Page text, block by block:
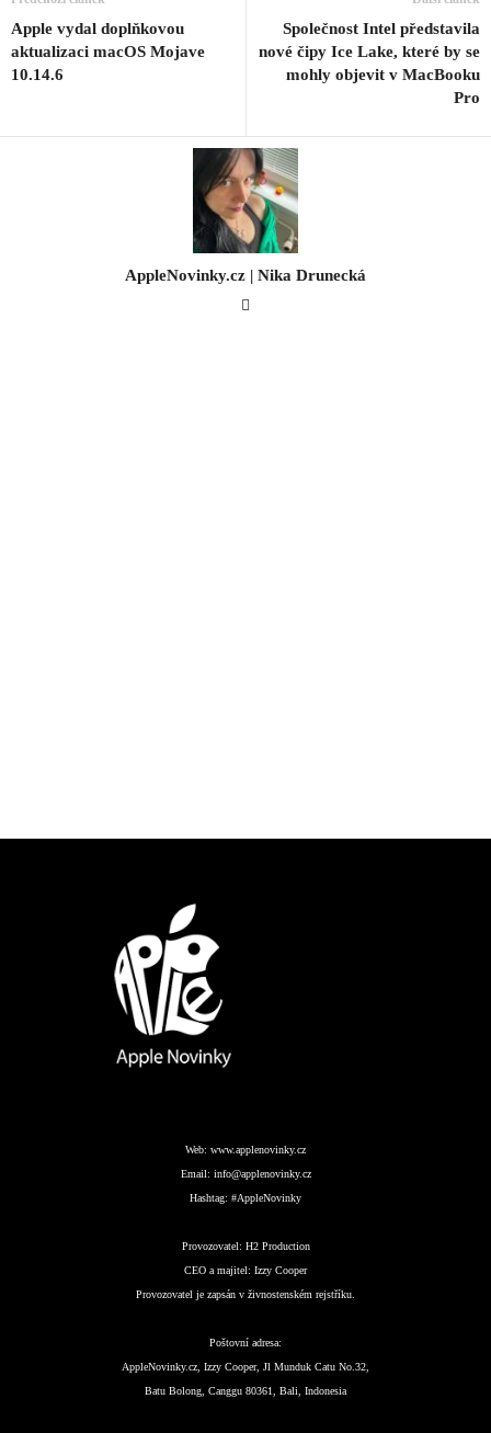
Apple vydal doplňkovou
aktualizaci macOS Mojave
10.14.6
Společnost Intel představila
nové čipy Ice Lake, které by se
mohly objevit v MacBooku
Pro
AppleNovinky.cz | Nika Drunecká
Web: www.applenovinky.cz
Email: info@applenovinky.cz
Hashtag: #AppleNovinky
Provozovatel: H2 Production
CEO a majitel: Izzy Cooper
Provozovatel je zapsán v živnostenském rejstříku.
Poštovní adresa:
AppleNovinky.cz, Izzy Cooper, Jl Munduk Catu No.32,
Batu Bolong, Canggu 80361, Bali, Indonesia